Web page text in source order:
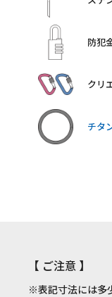
防犯
クリ
チタ
【 ご注意 】
※表記寸法には多